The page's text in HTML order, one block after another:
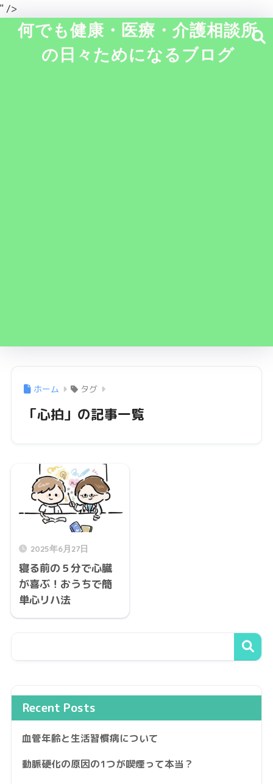
" />
何でも健康・医療・介護相談所
の日々ためになるブログ
ホーム タグ
「心拍」の記事一覧
2025年6月27日
寝る前の５分で心臓
が喜ぶ！おうちで簡
単心リハ法
Recent Posts
血管年齢と生活習慣病について
動脈硬化の原因の1つが喫煙って本当？